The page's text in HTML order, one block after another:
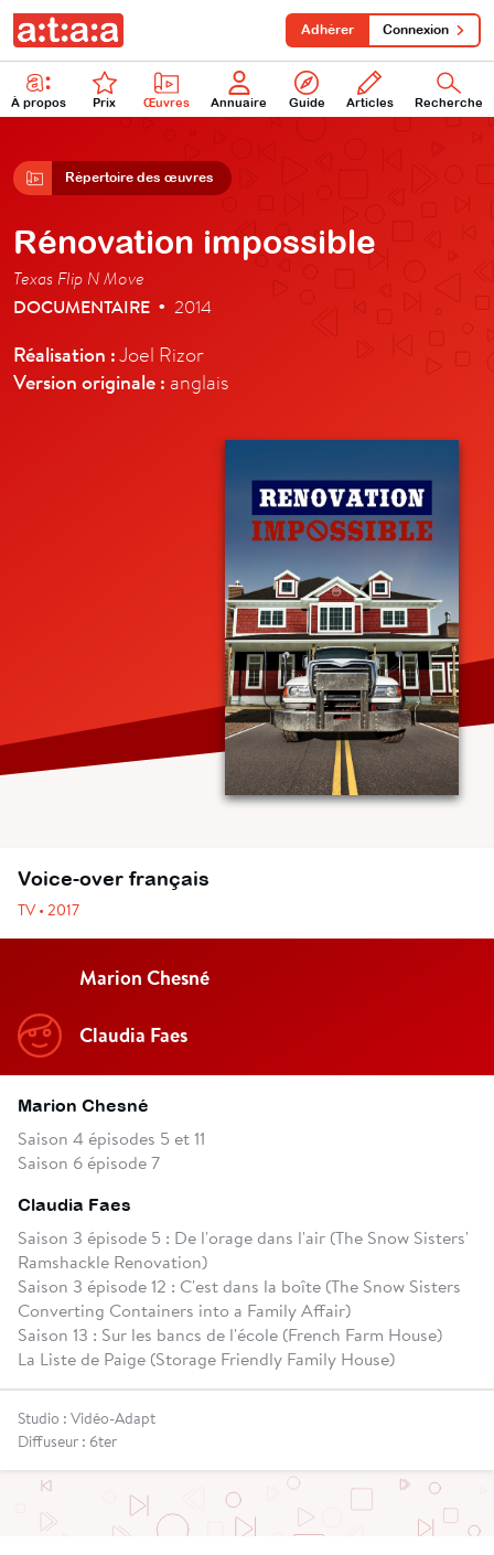
À propos Prix Œuvres Annuaire Guide Articles Recherche
Adhérer Connexion
Répertoire des œuvres
Rénovation impossible
Texas Flip N Move
DOCUMENTAIRE • 2014
Réalisation :Joel Rizor
Version originale : anglais
Voice-over français
TV • 2017
Marion Chesné
Claudia Faes
Marion Chesné
Saison 4 épisodes 5 et 11
Saison 6 épisode 7
Claudia Faes
Saison 3 épisode 5 : De l'orage dans l'air (The Snow Sisters'
Ramshackle Renovation)
Saison 3 épisode 12 : C'est dans la boîte (The Snow Sisters
Converting Containers into a Family Affair)
Saison 13 : Sur les bancs de l'école (French Farm House)
La Liste de Paige (Storage Friendly Family House)
Studio : Vidéo-Adapt
Diffuseur : 6ter